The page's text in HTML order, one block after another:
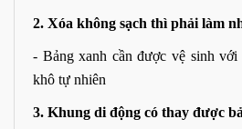
2. Xóa không sạch thì phải làm
- Bảng xanh cần được vệ sinh với
khô tự nhiên
3. Khung di động có thay được